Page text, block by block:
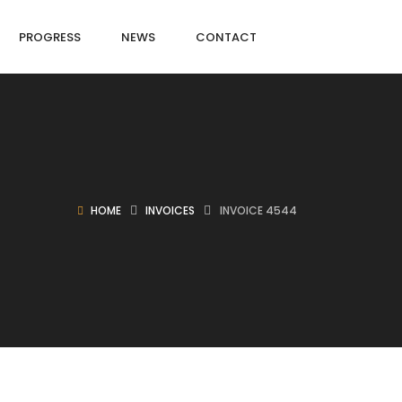
PROGRESS NEWS CONTACT
HOME INVOICES INVOICE 4544